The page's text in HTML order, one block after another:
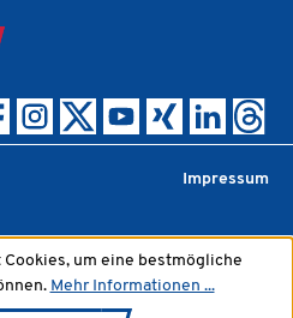
Impressum
um eine bestmögliche
Mehr Informationen ...